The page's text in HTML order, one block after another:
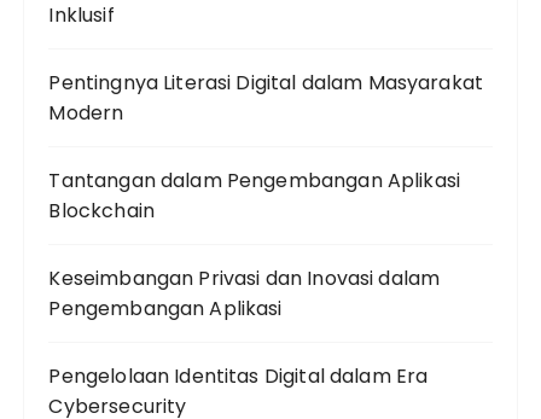
Inklusif
Pentingnya Literasi Digital dalam Masyarakat
Modern
Tantangan dalam Pengembangan Aplikasi
Blockchain
Keseimbangan Privasi dan Inovasi dalam
Pengembangan Aplikasi
Pengelolaan Identitas Digital dalam Era
Cybersecurity